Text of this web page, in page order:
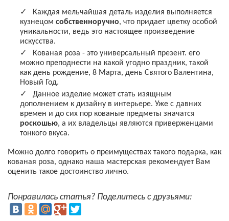
Каждая мельчайшая деталь изделия выполняется
кузнецом собственноручно, что придает цветку особой
уникальности, ведь это настоящее произведение
искусства.
Кованая роза - это универсальный презент. его
можно преподнести на какой угодно праздник, такой
как день рождение, 8 Марта, день Святого Валентина,
Новый Год.
Данное изделие может стать изящным
дополнением к дизайну в интерьере. Уже с давних
времен и до сих пор кованые предметы значатся
роскошью, а их владельцы являются приверженцами
тонкого вкуса.
Можно долго говорить о преимуществах такого подарка, как
кованая роза, однако наша мастерская рекомендует Вам
оценить такое достоинство лично.
Понравилась статья? Поделитесь с друзьями: